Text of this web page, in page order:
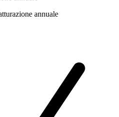
annuale